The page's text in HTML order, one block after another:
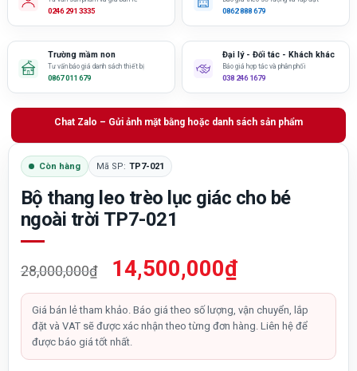
0246 291 3335 0862 888 679
Trường mầm non
Tư vấn báo giá danh sách thiết bị
0867 011 679
Đại lý - Đối tác - Khách khác
Báo giá hợp tác và phân phối
038 246 1679
Chat Zalo – Gửi ảnh mặt bằng hoặc danh sách sản phẩm
Còn hàng Mã SP: TP7-021
Bộ thang leo trèo lục giác cho bé
ngoài trời TP7-021
28,000,000₫
Giá
gốc
là:
28,000,000₫.
14,500,000₫Giá
hiện
tại
là:
14,500,000₫.
Giá bán lẻ tham khảo. Báo giá theo số lượng, vận chuyển, lắp
đặt và VAT sẽ được xác nhận theo từng đơn hàng. Liên hệ để
được báo giá tốt nhất.